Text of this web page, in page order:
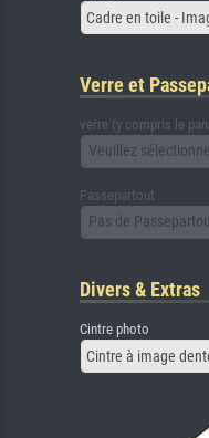
Cadre en toile -
Verre et
verre (y compris le
Veuillez
Passepartout
Pas de
Divers & Extras
Cintre photo
Cintre à image